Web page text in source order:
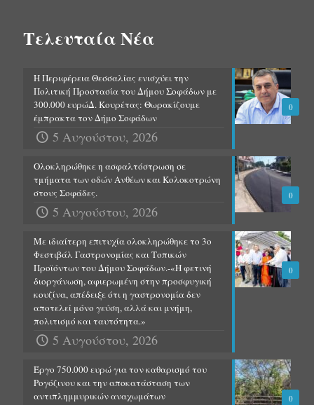
Τελευταία Νέα
0
Η Περιφέρεια Θεσσαλίας ενισχύει την
Πολιτική Προστασία του Δήμου Σοφάδων με
300.000 ευρώΔ. Κουρέτας: Θωρακίζουμε
έμπρακτα τον Δήμο Σοφάδων
5 Αυγούστου, 2026
0
Ολοκληρώθηκε η ασφαλτόστρωση σε
τμήματα των οδών Ανθέων και Κολοκοτρώνη
στους Σοφάδες.
5 Αυγούστου, 2026
0
Με ιδιαίτερη επιτυχία ολοκληρώθηκε το 3ο
Φεστιβάλ Γαστρονομίας και Τοπικών
Προϊόντων του Δήμου Σοφάδων.-«Η φετινή
διοργάνωση, αφιερωμένη στην προσφυγική
κουζίνα, απέδειξε ότι η γαστρονομία δεν
αποτελεί μόνο γεύση, αλλά και μνήμη,
πολιτισμό και ταυτότητα.»
5 Αυγούστου, 2026
0
Έργο 750.000 ευρώ για τον καθαρισμό του
Ρογόζινου και την αποκατάσταση των
αντιπλημμυρικών αναχωμάτων